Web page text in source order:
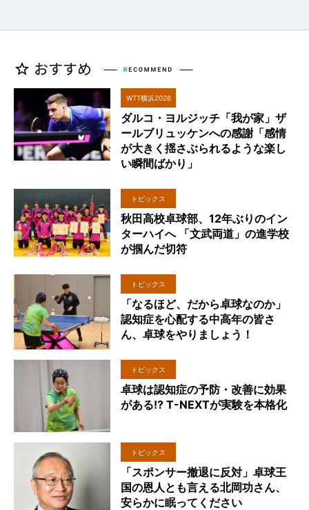
WTT横浜2026
ダルコ・ヨルジッチ「我が家」ザ
ールブリュッケンへの感謝「感情
が大きく揺さぶられるような楽し
い瞬間ばかり」
トピックス
秋田高校卓球部、12年ぶりのイン
ターハイへ 「文武両道」の進学校
が掴んだ切符
トピックス
「なるほど、だから卓球なのか」
認知症を心配する中高年の皆さ
ん、卓球をやりましょう！
トピックス
卓球は認知症の予防・改善に効果
がある!? T-NEXTが実験を本格化
トピックス
「スポンサー撤退に反対」卓球王
国の恩人とも言える北岡功さん、
安らかに眠ってください